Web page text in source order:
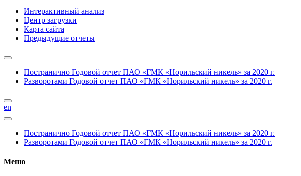
Интерактивный анализ
Центр загрузки
Карта сайта
Предыдущие отчеты
Постранично Годовой отчет ПАО «ГМК «Норильский никель» за 2020 г.
Разворотами Годовой отчет ПАО «ГМК «Норильский никель» за 2020 г.
en
Постранично Годовой отчет ПАО «ГМК «Норильский никель» за 2020 г.
Разворотами Годовой отчет ПАО «ГМК «Норильский никель» за 2020 г.
Меню